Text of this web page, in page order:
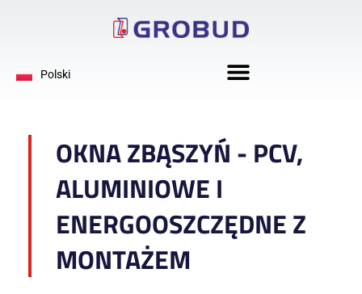
Polski
English
OKNA ZBĄSZYŃ - PCV,
ALUMINIOWE I
ENERGOOSZCZĘDNE Z
MONTAŻEM